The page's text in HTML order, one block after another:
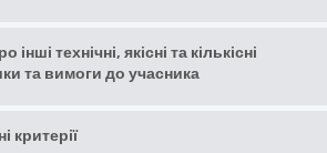
інші технічні, якісні та кількісні
та вимоги до учасника
критерії